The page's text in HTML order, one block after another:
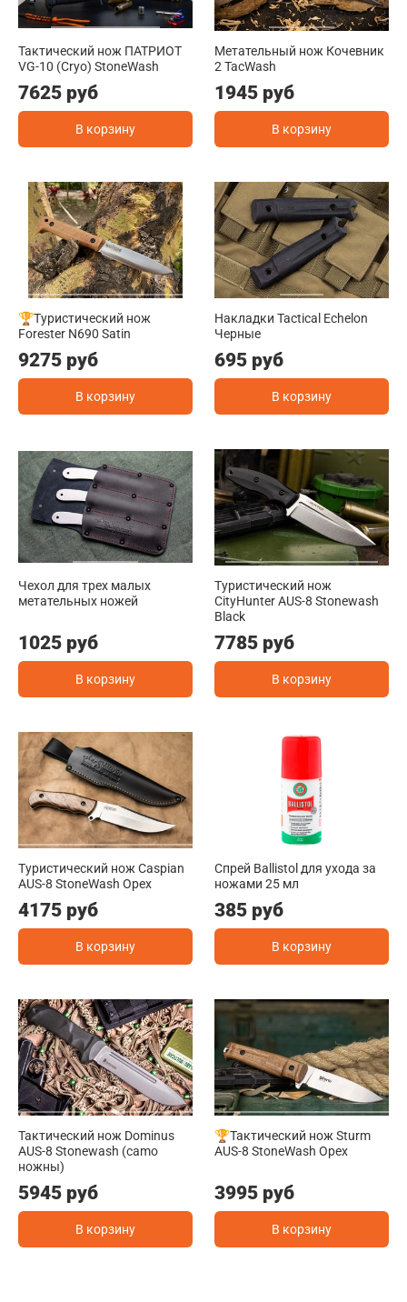
Тактический нож ПАТРИОТ
VG-10 (Cryo) StoneWash
7625 руб
В корзину
Метательный нож Кочевник
2 TacWash
1945 руб
В корзину
🏆Туристический нож
Forester N690 Satin
9275 руб
В корзину
Накладки Tactical Echelon
Черные
695 руб
В корзину
Чехол для трех малых
метательных ножей
1025 руб
В корзину
Туристичеcкий нож
CityHunter AUS-8 Stonewash
Black
7785 руб
В корзину
Туристический нож Caspian
AUS-8 StoneWash Орех
4175 руб
В корзину
Спрей Ballistol для ухода за
ножами 25 мл
385 руб
В корзину
Тактический нож Dominus
AUS-8 Stonewash (camo
ножны)
5945 руб
В корзину
🏆Тактический нож Sturm
AUS-8 StoneWash Орех
3995 руб
В корзину